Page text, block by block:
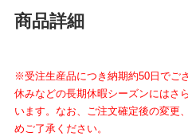
商品詳細
※受注生産品につき納期約50日でご
休みなどの長期休暇シーズンにはさ
います。なお、ご注文確定後の変更
めご了承ください。